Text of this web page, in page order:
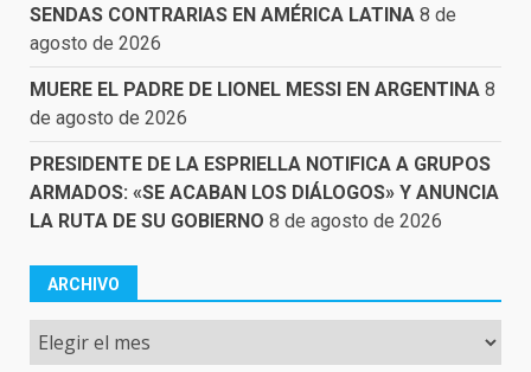
SENDAS CONTRARIAS EN AMÉRICA LATINA 8 de
agosto de 2026
MUERE EL PADRE DE LIONEL MESSI EN ARGENTINA 8
de agosto de 2026
PRESIDENTE DE LA ESPRIELLA NOTIFICA A GRUPOS
ARMADOS: «SE ACABAN LOS DIÁLOGOS» Y ANUNCIA
LA RUTA DE SU GOBIERNO 8 de agosto de 2026
ARCHIVO
Archivo